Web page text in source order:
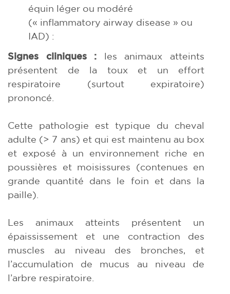
équin léger ou modéré
(« inflammatory airway disease » ou
IAD) :
Signes cliniques : les animaux atteints
présentent de la toux et un effort
respiratoire (surtout expiratoire)
prononcé.
Cette pathologie est typique du cheval
adulte (> 7 ans) et qui est maintenu au box
et exposé à un environnement riche en
poussières et moisissures (contenues en
grande quantité dans le foin et dans la
paille).
Les animaux atteints présentent un
épaississement et une contraction des
muscles au niveau des bronches, et
l’accumulation de mucus au niveau de
l’arbre respiratoire.